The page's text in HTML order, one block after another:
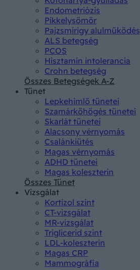
Endometriózis
Pikkelysömör
Pajzsmirigy alulműködés
ALS betegség
PCOS
Hisztamin intolerancia
Crohn betegség
Összes Betegségek A-Z
Tünet
Lepkehimlő tünetei
Szamárköhögés tünetei
Skarlát tünetei
Alacsony vérnyomás
Csalánkiütés
Magas vérnyomás
ADHD tünetei
Magas koleszterin
Összes Tünet
Vizsgálat
Kortizol szint
CT-vizsgálat
MR-vizsgálat
Triglicerid szint
LDL-koleszterin
Magas CRP
Mammográfia